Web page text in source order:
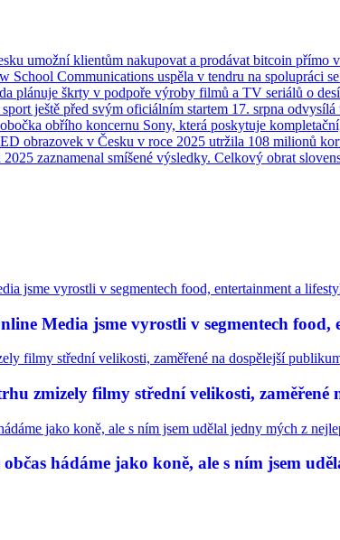
umožní klientům nakupovat a prodávat bitcoin přímo
School Communications uspěla v tendru na spolupráci
plánuje škrty v podpoře výroby filmů a TV seriálů o
ještě před svým oficiálním startem 17. srpna odvysílá
obřího koncernu Sony, která poskytuje
obrazovek v Česku v roce 2025 utržila 108 milionů
2025 zaznamenal smíšené výsledky. Celkový obrat
Media jsme vyrostli v segmentech food,
zmizely filmy střední velikosti, zaměřené
občas hádáme jako koně, ale s ním jsem